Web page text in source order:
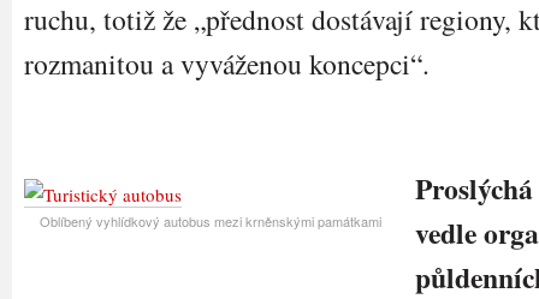
ruchu, totiž že „přednost dostávají regiony,
rozmanitou a vyváženou koncepci“.
Oblíbený vyhlídkový autobus mezi krněnskými památkami
Proslýchá
vedle